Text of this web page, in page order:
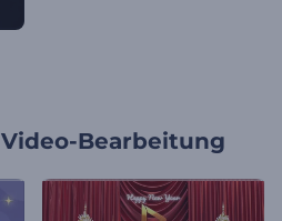
Video-Bearbeitung